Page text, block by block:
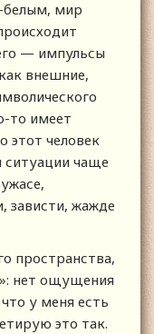
белым, мир
— импульсы
внешние,
то имеет
этот человек
ситуации чаще
зависти, жажде
пространства,
нет ощущения
у меня есть
это так.